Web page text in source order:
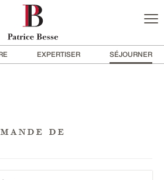
EXPERTISER SÉJOURNER
de